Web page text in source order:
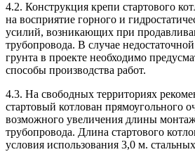
4.2. Конструкция крепи стартового
на восприятие горного и
усилий, возникающих при
трубопровода. В случае
грунта в проекте необходимо
способы производства работ.
4.3. На свободных территориях
стартовый котлован прямоугольного
возможного увеличения длины
трубопровода. Длина стартового
условия использования 3,0 м.